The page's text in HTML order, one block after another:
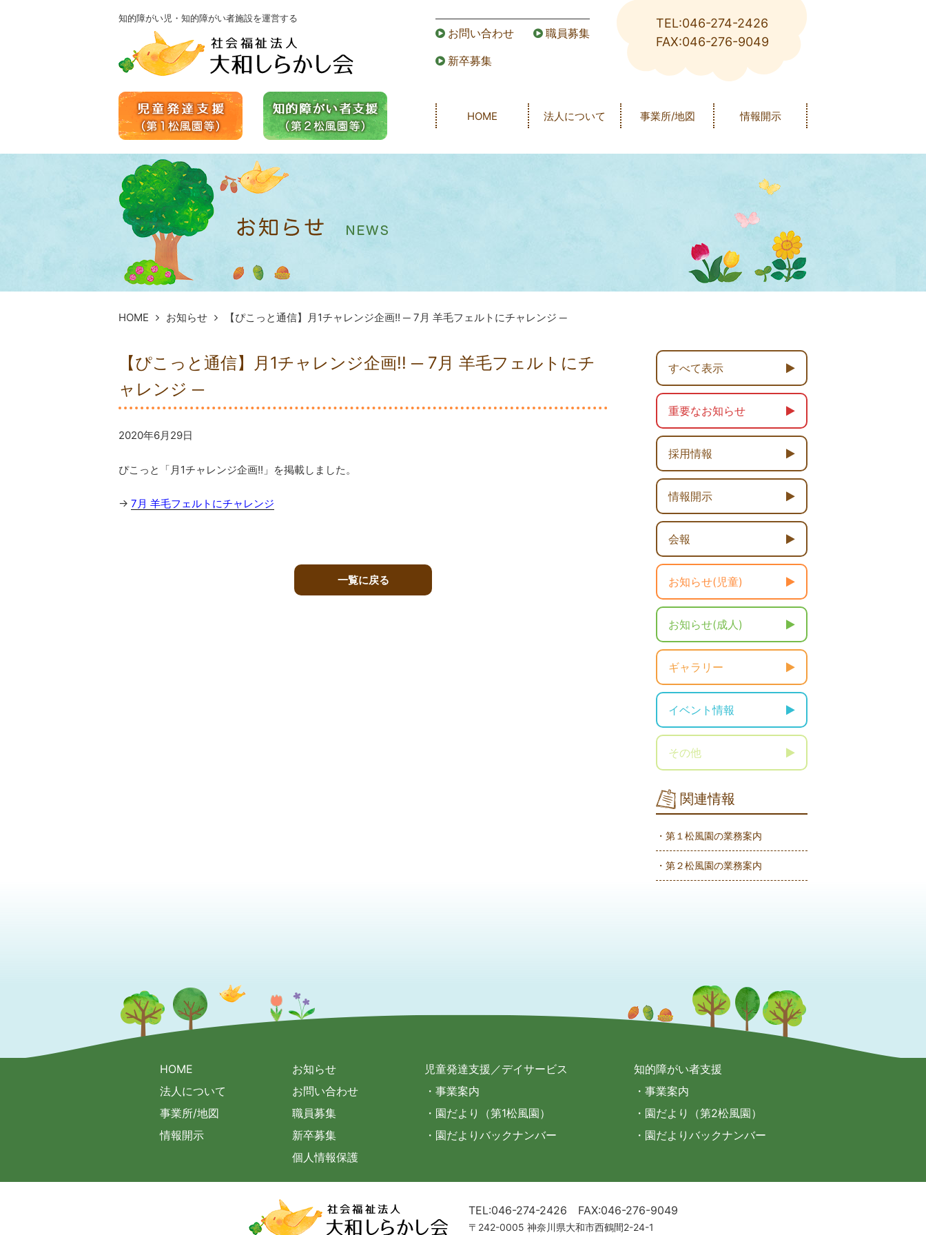
知的障がい児・知的障がい者施設を運営する
お問い合わせ
職員募集
新卒募集
TEL:046-274-2426
FAX:046-276-9049
HOME 法人について 事業所/地図 情報開示
HOME お知らせ 【ぴこっと通信】月1チャレンジ企画!! ─ 7月 羊毛フェルトにチャレンジ ─
【ぴこっと通信】月1チャレンジ企画!! ─ 7月 羊毛フェルトにチ
ャレンジ ─
2020年6月29日
ぴこっと「月1チャレンジ企画!!」を掲載しました。
→ 7月 羊毛フェルトにチャレンジ
一覧に戻る
すべて表示
重要なお知らせ
採用情報
情報開示
会報
お知らせ(児童)
お知らせ(成人)
ギャラリー
イベント情報
その他
関連情報
・第１松風園の業務案内
・第２松風園の業務案内
HOME
法人について
事業所/地図
情報開示
お知らせ
お問い合わせ
職員募集
新卒募集
個人情報保護
児童発達支援／デイサービス
・事業案内
・園だより（第1松風園）
・園だよりバックナンバー
知的障がい者支援
・事業案内
・園だより（第2松風園）
・園だよりバックナンバー
TEL:046-274-2426 FAX:046-276-9049
〒242-0005 神奈川県大和市西鶴間2-24-1